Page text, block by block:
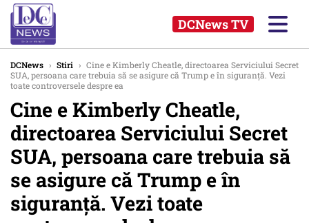
DCNews TV
DCNews › Stiri › Cine e Kimberly Cheatle, directoarea Serviciului Secret
SUA, persoana care trebuia să se asigure că Trump e în siguranță. Vezi
toate controversele despre ea
Cine e Kimberly Cheatle,
directoarea Serviciului Secret
SUA, persoana care trebuia să
se asigure că Trump e în
siguranță. Vezi toate